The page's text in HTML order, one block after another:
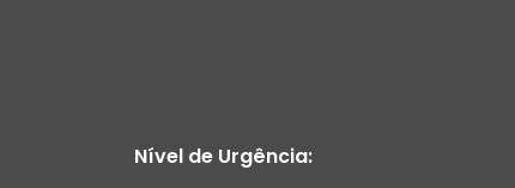
Nível de Urgência: